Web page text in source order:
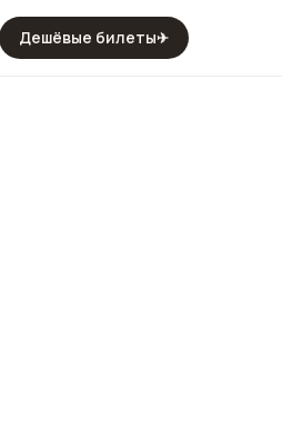
Дешёвые билеты✈